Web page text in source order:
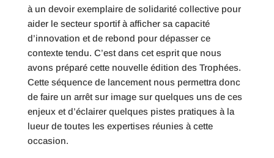
à un devoir exemplaire de solidarité collective pour
aider le secteur sportif à afficher sa capacité
d’innovation et de rebond pour dépasser ce
contexte tendu. C’est dans cet esprit que nous
avons préparé cette nouvelle édition des Trophées.
Cette séquence de lancement nous permettra donc
de faire un arrêt sur image sur quelques uns de ces
enjeux et d’éclairer quelques pistes pratiques à la
lueur de toutes les expertises réunies à cette
occasion.